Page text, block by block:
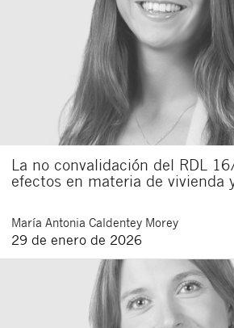
La no convalidación del RDL
efectos en materia de vivienda
María Antonia Caldentey Morey
29 de enero de 2026